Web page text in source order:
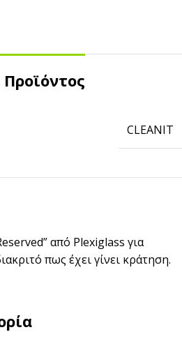
CLEANIT
από Plexiglass για
πως έχει γίνει κράτηση.